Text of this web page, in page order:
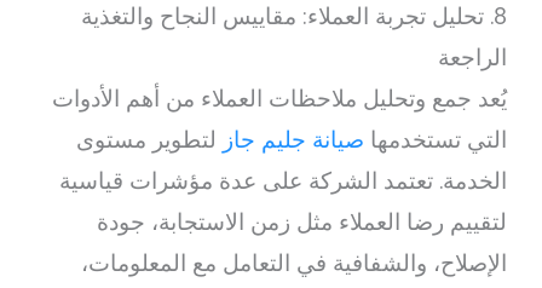
8. تحليل تجربة العملاء: مقاييس النجاح والتغذية
الراجعة
يُعد جمع وتحليل ملاحظات العملاء من أهم الأدوات
التي تستخدمها صيانة جليم جاز لتطوير مستوى
الخدمة. تعتمد الشركة على عدة مؤشرات قياسية
لتقييم رضا العملاء مثل زمن الاستجابة، جودة
الإصلاح، والشفافية في التعامل مع المعلومات،